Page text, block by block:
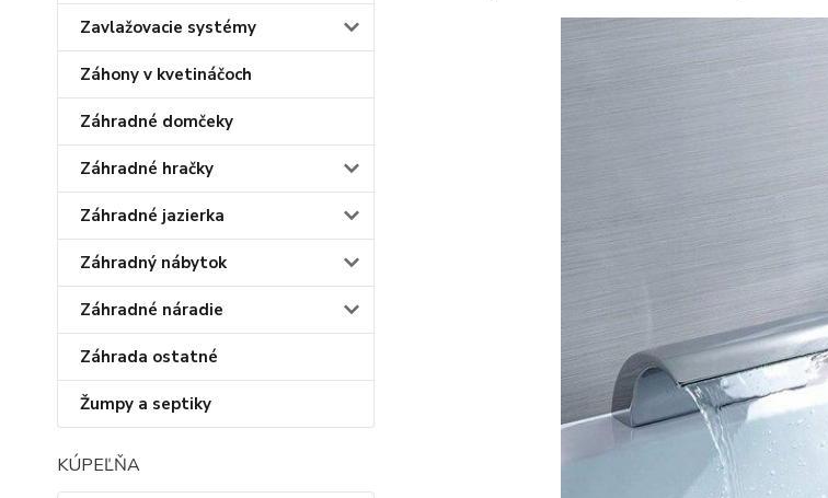
Zavlažovacie systémy
Záhony v kvetináčoch
Záhradné domčeky
Záhradné hračky
Záhradné jazierka
Záhradný nábytok
Záhradné náradie
Záhrada ostatné
Žumpy a septiky
KÚPEĽŇA